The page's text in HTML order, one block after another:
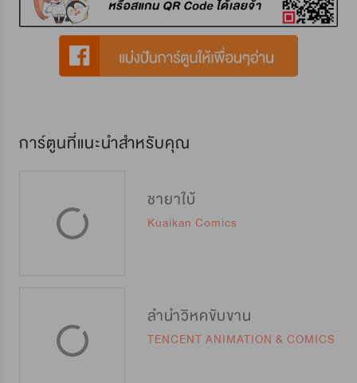
การ์ตูนที่แนะนำสำหรับคุณ
ชายาใบ้
Kuaikan Comics
ลำนำวิหคขับขาน
TENCENT ANIMATION & COMICS